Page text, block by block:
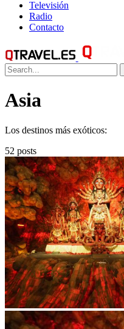
Televisión
Radio
Contacto
Asia
Los destinos más exóticos:
52 posts